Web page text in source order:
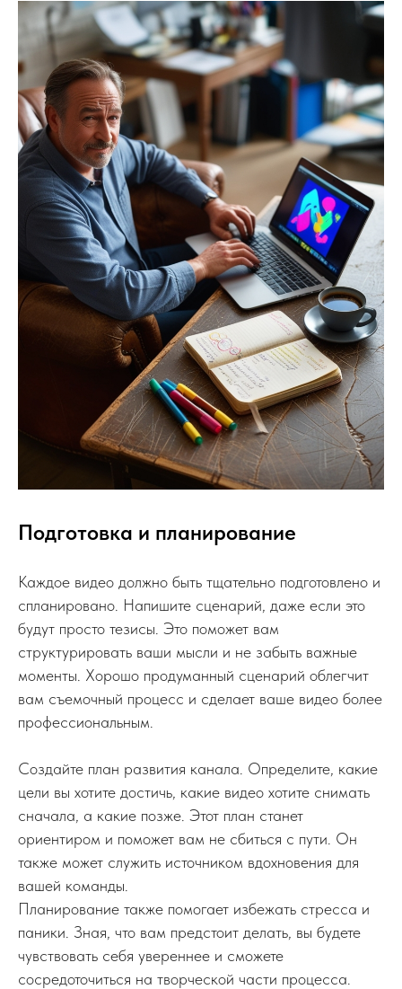
Подготовка и планирование
Каждое видео должно быть тщательно подготовлено и
спланировано. Напишите сценарий, даже если это
будут просто тезисы. Это поможет вам
структурировать ваши мысли и не забыть важные
моменты. Хорошо продуманный сценарий облегчит
вам съемочный процесс и сделает ваше видео более
профессиональным.
Создайте план развития канала. Определите, какие
цели вы хотите достичь, какие видео хотите снимать
сначала, а какие позже. Этот план станет
ориентиром и поможет вам не сбиться с пути. Он
также может служить источником вдохновения для
вашей команды.
Планирование также помогает избежать стресса и
паники. Зная, что вам предстоит делать, вы будете
чувствовать себя увереннее и сможете
сосредоточиться на творческой части процесса.